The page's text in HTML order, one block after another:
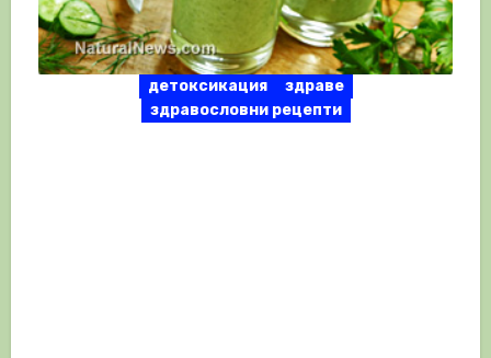
детоксикация
здраве
здравословни рецепти